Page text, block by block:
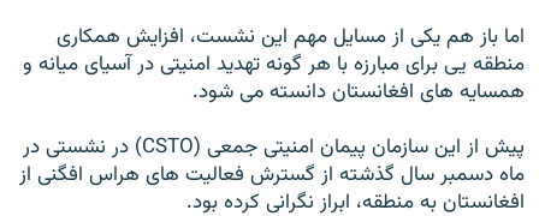
اما باز هم یکی از مسایل مهم این نشست، افزایش همکاری
منطقه یی برای مبارزه با هر گونه تهدید امنیتی در آسیای میانه و
همسایه های افغانستان دانسته می شود.
پیش از این سازمان پیمان امنیتی جمعی (CSTO) در نشستی در
ماه دسمبر سال گذشته از گسترش فعالیت های هراس افگنی از
افغانستان به منطقه، ابراز نگرانی کرده بود.